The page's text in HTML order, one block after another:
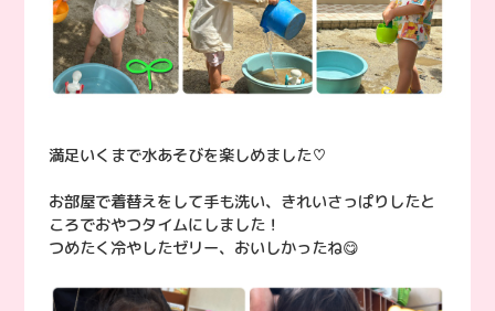
満足いくまで水あそびを楽しめました♡
お部屋で着替えをして手も洗い、きれいさっぱりしたと
ころでおやつタイムにしました！
つめたく冷やしたゼリー、おいしかったね😋